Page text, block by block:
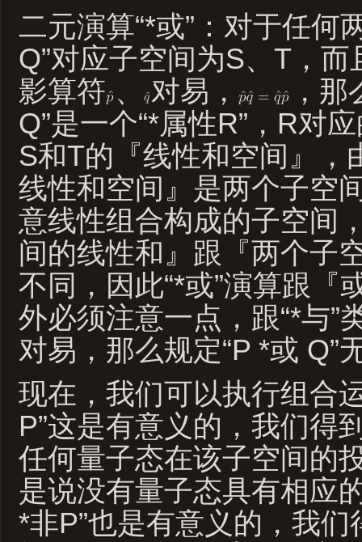
二元演算“*或”：对于任何
Q”对应子空间为S、T，
影算符 、 对易，
，
Q”是一个“*属性R”，R对
S和T的『线性和空间』，
线性和空间』是两个子空
意线性组合构成的子空间
间的线性和』跟『两个子
不同，因此“*或”演算跟『
外必须注意一点，跟“*与”
对易，那么规定“P *或 Q”
现在，我们可以执行组合
P”这是有意义的，我们得
任何量子态在该子空间的
是说没有量子态具有相应
*非P”也是有意义的，我们